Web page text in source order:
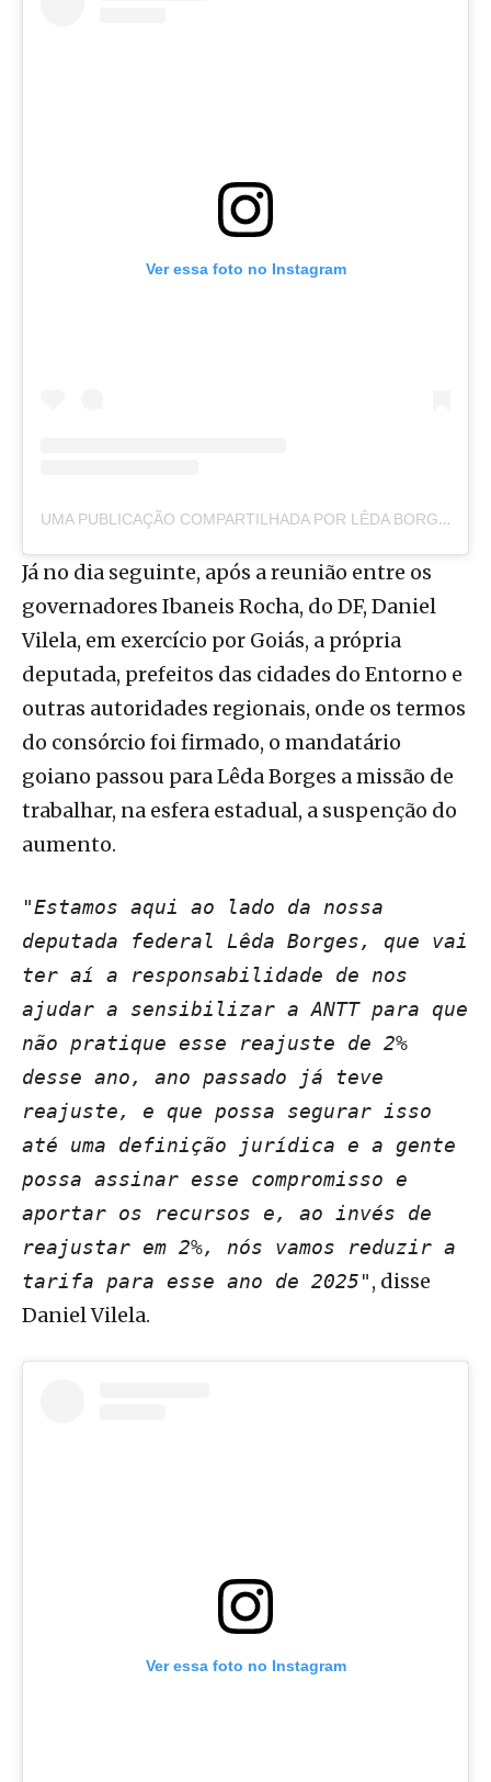
Ver essa foto no Instagram
UMA PUBLICAÇÃO COMPARTILHADA POR LÊDA BORGES (@LEDABORGESM)
Já no dia seguinte, após a reunião entre os
governadores Ibaneis Rocha, do DF, Daniel
Vilela, em exercício por Goiás, a própria
deputada, prefeitos das cidades do Entorno e
outras autoridades regionais, onde os termos
do consórcio foi firmado, o mandatário
goiano passou para Lêda Borges a missão de
trabalhar, na esfera estadual, a suspenção do
aumento.
"Estamos aqui ao lado da nossa
deputada federal Lêda Borges, que vai
ter aí a responsabilidade de nos
ajudar a sensibilizar a ANTT para que
não pratique esse reajuste de 2%
desse ano, ano passado já teve
reajuste, e que possa segurar isso
até uma definição jurídica e a gente
possa assinar esse compromisso e
aportar os recursos e, ao invés de
reajustar em 2%, nós vamos reduzir a
tarifa para esse ano de 2025", disse
Daniel Vilela.
Ver essa foto no Instagram